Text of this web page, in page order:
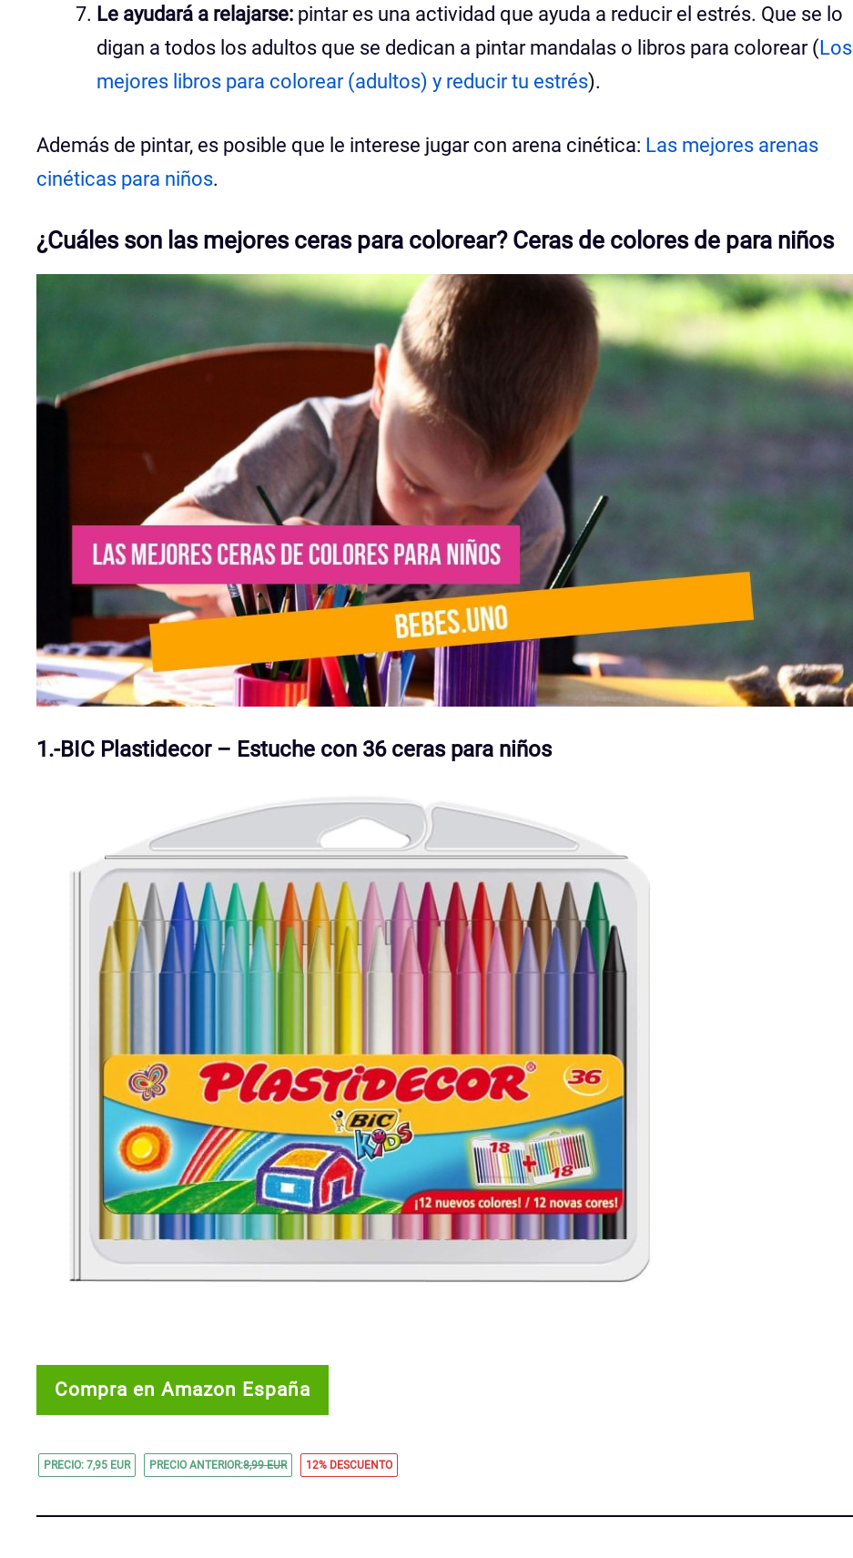
Le ayudará a relajarse: pintar es una actividad que ayuda a reducir el estrés. Que se lo
digan a todos los adultos que se dedican a pintar mandalas o libros para colorear (Los
mejores libros para colorear (adultos) y reducir tu estrés).
Además de pintar, es posible que le interese jugar con arena cinética: Las mejores arenas
cinéticas para niños.
¿Cuáles son las mejores ceras para colorear? Ceras de colores de para niños
1.-BIC Plastidecor – Estuche con 36 ceras para niños
Compra en Amazon España
PRECIO: 7,95 EUR PRECIO ANTERIOR:8,99 EUR 12% DESCUENTO